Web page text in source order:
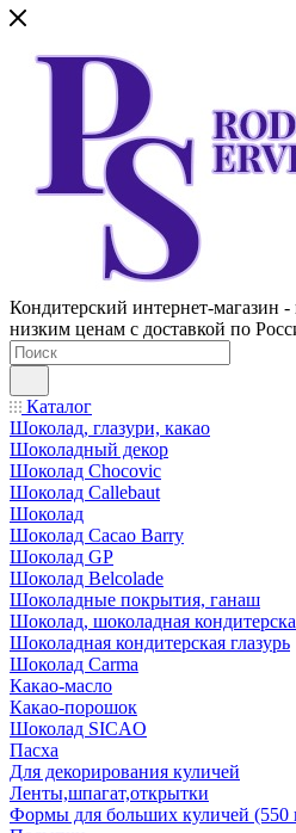
Кондитерский интернет-магазин -
низким ценам с доставкой по
Каталог
Шоколад, глазури, какао
Шоколадный декор
Шоколад Chocovic
Шоколад Callebaut
Шоколад
Шоколад Cacao Barry
Шоколад GP
Шоколад Belcolade
Шоколадные покрытия, ганаш
Шоколад, шоколадная
Шоколадная кондитерская глазурь
Шоколад Carma
Какао-масло
Какао-порошок
Шоколад SICAO
Пасха
Для декорирования куличей
Ленты,шпагат,открытки
Формы для больших куличей (550